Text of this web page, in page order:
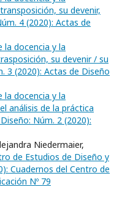
su devenir,
4 (2020): Actas de
la docencia y la
su devenir / su
3 (2020): Actas de Diseño
la docencia y la
análisis de la práctica
Núm. 2 (2020):
Niedermaier,
de Estudios de Diseño y
Cuadernos del Centro de
Nº 79